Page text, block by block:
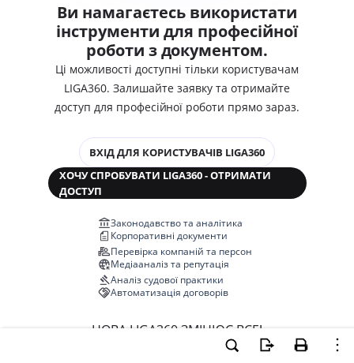
Ви намагаєтесь використати
інструменти для професійної
роботи з документом.
Ці можливості доступні тільки користувачам
LIGA360. Залишайте заявку та отримайте
доступ для професійної роботи прямо зараз.
ВХІД ДЛЯ КОРИСТУВАЧІВ LIGA360
ХОЧУ СПРОБУВАТИ LIGA360 - ОТРИМАТИ
ДОСТУП
Законодавство та аналітика
Корпоративні документи
Перевірка компаній та персон
Медіааналіз та репутація
Аналіз судової практики
Автоматизація договорів
НОВА LIGA360 ЗМІНЮЄ ВСЕ!